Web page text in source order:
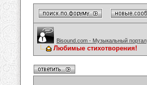
Bisound.com - Музыкальный портал
Любимые стихотворения!